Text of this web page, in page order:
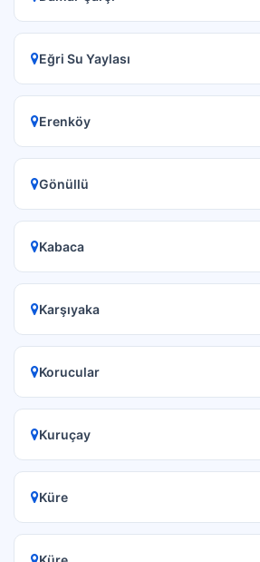
Eğri Su Yaylası
Erenköy
Gönüllü
Kabaca
Karşıyaka
Korucular
Kuruçay
Küre